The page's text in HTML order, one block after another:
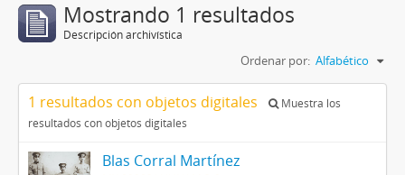
Mostrando 1 resultados
Descripción archivística
Ordenar por: Alfabético
1 resultados con objetos digitales
Muestra los
resultados con objetos digitales
Blas Corral Martínez